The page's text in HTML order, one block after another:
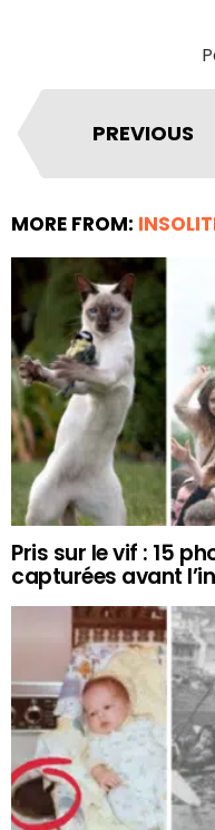
PREVIOUS
MORE FROM:
Pris sur le vif : 15
capturées avant